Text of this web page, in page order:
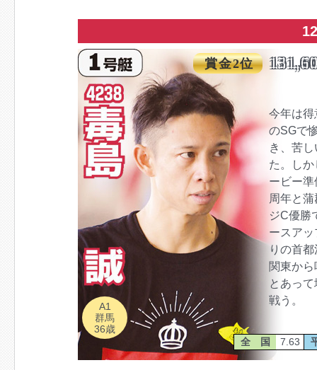
賞金2位
A1
群馬
36歳
今年は得
のSGで
き、苦
た。し
ービー
周年と
ジC優勝
ースア
りの首
関東か
とあっ
戦う。
全 国 7.63